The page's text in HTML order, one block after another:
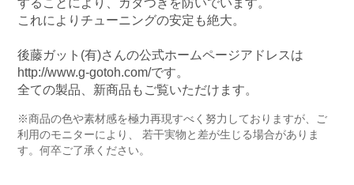
することにより、ガタつきを防いでいます。
これによりチューニングの安定も絶大。
後藤ガット(有)さんの公式ホームページアドレスは
http://www.g-gotoh.com/です。
全ての製品、新商品もご覧いただけます。
※商品の色や素材感を極力再現すべく努力しておりますが、ご
利用のモニターにより、 若干実物と差が生じる場合がありま
す。何卒ご了承ください。